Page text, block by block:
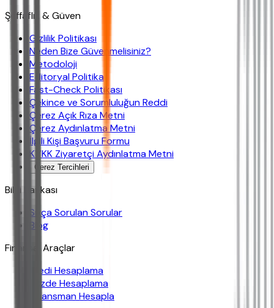
Şeffaflık & Güven
Gizlilik Politikası
Neden Bize Güvenmelisiniz?
Metodoloji
Editoryal Politika
Fast-Check Politikası
Çekince ve Sorumluluğun Reddi
Çerez Açık Rıza Metni
Çerez Aydınlatma Metni
İlgili Kişi Başvuru Formu
KVKK Ziyaretçi Aydınlatma Metni
Çerez Tercihleri
Bilgi Bankası
Sıkça Sorulan Sorular
Blog
Finansal Araçlar
Kredi Hesaplama
Yüzde Hesaplama
Finansman Hesapla